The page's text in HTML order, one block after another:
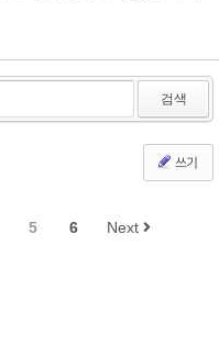
검색
쓰기
5 6 Next